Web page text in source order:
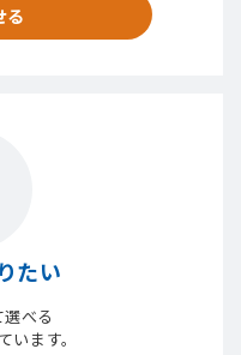
る
たい
べる
います。